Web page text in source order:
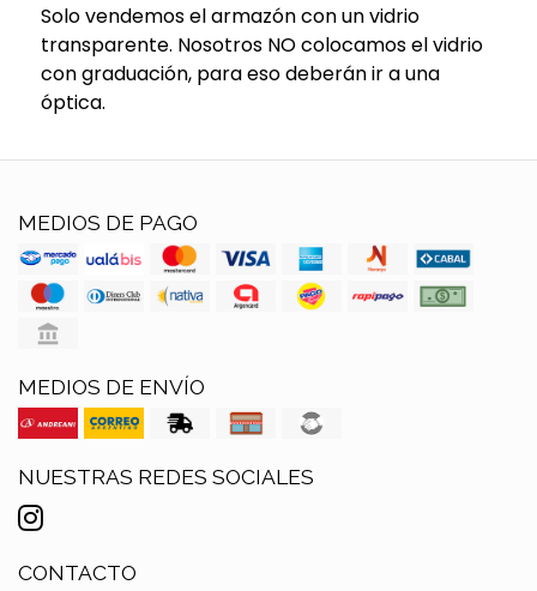
Solo vendemos el armazón con un vidrio
transparente. Nosotros NO colocamos el vidrio
con graduación, para eso deberán ir a una
óptica.
MEDIOS DE PAGO
MEDIOS DE ENVÍO
NUESTRAS REDES SOCIALES
CONTACTO